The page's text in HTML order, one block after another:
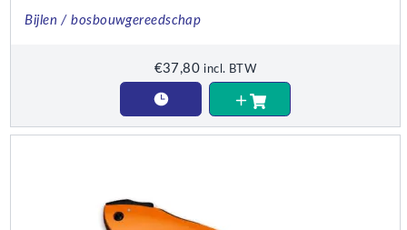
Bijlen / bosbouwgereedschap
€37,80 incl. BTW